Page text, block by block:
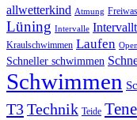
allwetterkind Atmung
Lüning Intervalle
Kraulschwimmen Laufen
Schneller schwimmen
Schwimmen
T3Technik Teide